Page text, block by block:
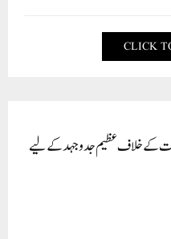
CLICK
کے خلاف عظیم جدوجہد کے لیے